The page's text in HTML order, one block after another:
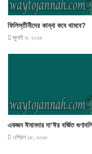
ফিলিস্তীনীদের কান্না কবে থামবে?
জুলাই ৩, ২০১৮
একজন ঈমানদার দা‘ঈর বর্জিত
এপ্রিল ১৮, ২০১৮